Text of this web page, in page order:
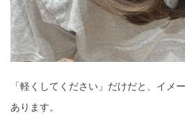
「軽くしてください」だけだと、イメ
あります。